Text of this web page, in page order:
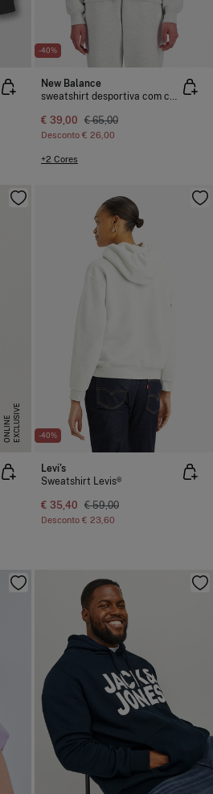
-40%
New Balance
€ 39,00 € 65,00
Desconto € 26,00
+2 Cores
E
X
C
L
U
SI
V
E
O
N
L
I
N
E -40%
Levi's
Sweatshirt Levis®
€ 35,40 € 59,00
Desconto € 23,60